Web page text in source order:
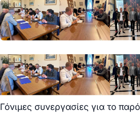
Γόνιμες συνεργασίες για το